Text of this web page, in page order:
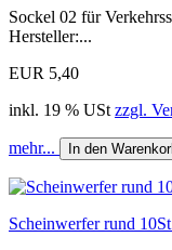
Sockel 02 für
Hersteller:...
EUR 5,40
inkl. 19 % USt zzgl.
mehr... In den
Scheinwerfer rund